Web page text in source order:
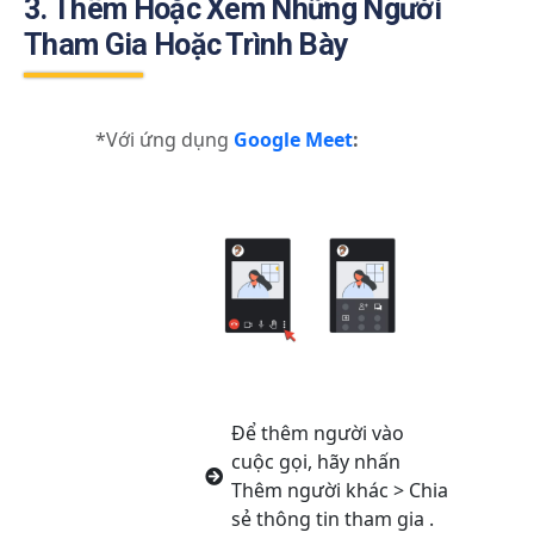
3. Thêm Hoặc Xem Những Người
Tham Gia Hoặc Trình Bày
*Với ứng dụng Google Meet:
Để thêm người vào
cuộc gọi, hãy nhấn
Thêm người khác > Chia
sẻ thông tin tham gia .